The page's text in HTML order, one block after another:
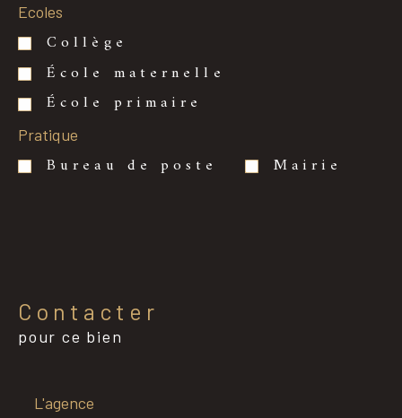
Ecoles
Collège
École maternelle
École primaire
Pratique
Bureau de poste Mairie
Contacter
pour ce bien
L'agence